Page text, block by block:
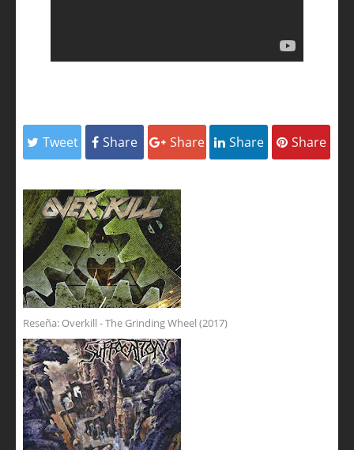
Tweet Share Share Share Share
Reseña: Overkill - The Grinding Wheel (2017)